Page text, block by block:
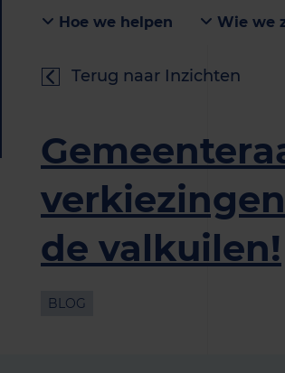
Hoe we helpen Wie we
Terug naar Inzichten
de valkuilen!
BLOG